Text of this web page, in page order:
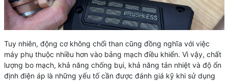
Tuy nhiên, động cơ không chổi than cũng đồng nghĩa với việc
máy phụ thuộc nhiều hơn vào bảng mạch điều khiển. Vì vậy, chất
lượng bo mạch, khả năng chống bụi, khả năng tản nhiệt và độ ổn
định điện áp là những yếu tố cần được đánh giá kỹ khi sử dụng